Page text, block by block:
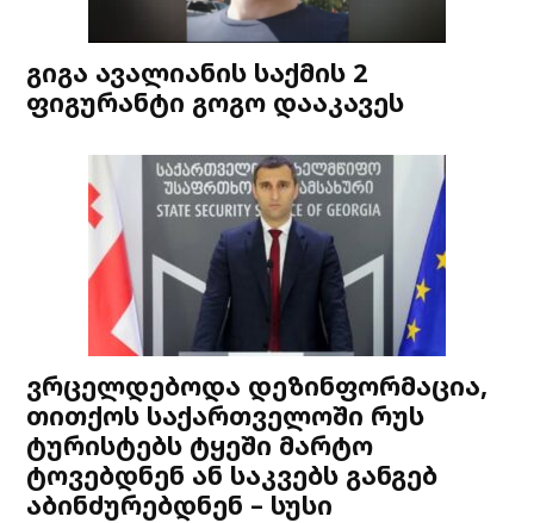
გიგა ავალიანის საქმის 2
ფიგურანტი გოგო დააკავეს
ვრცელდებოდა დეზინფორმაცია,
თითქოს საქართველოში რუს
ტურისტებს ტყეში მარტო
ტოვებდნენ ან საკვებს განგებ
აბინძურებდნენ – სუსი